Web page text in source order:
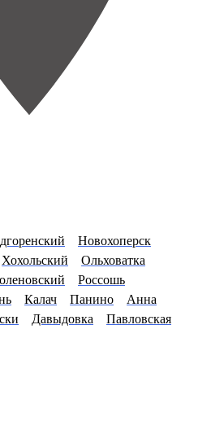
Новохоперск
Хохольский
Ольховатка
Россошь
Калач Панино
Анна
Давыдовка Павловская